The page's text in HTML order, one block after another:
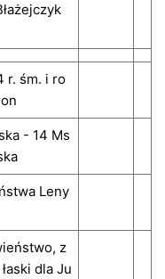
r. śm. i ro
- 14 Ms
Leny
z
dla Ju